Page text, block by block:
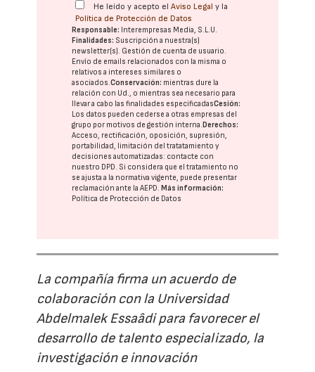
He leído y acepto elAviso Legal y la
Política de Protección de Datos
Responsable: Interempresas Media, S.L.U.
Finalidades: Suscripción a nuestra(s)
newsletter(s). Gestión de cuenta de usuario.
Envío de emails relacionados con la misma o
relativos a intereses similares o
asociados.Conservación: mientras dure la
relación con Ud., o mientras sea necesario para
llevar a cabo las finalidades especificadasCesión:
Los datos pueden cederse a otras empresas del
grupo por motivos de gestión interna.Derechos:
Acceso, rectificación, oposición, supresión,
portabilidad, limitación del tratatamiento y
decisiones automatizadas: contacte con
nuestro DPD. Si considera que el tratamiento no
se ajusta a la normativa vigente, puede presentar
reclamación ante laAEPD.Más información:
Política de Protección de Datos
La compañía firma un acuerdo de
colaboración con la Universidad
Abdelmalek Essaâdi para favorecer el
desarrollo de talento especializado, la
investigación e innovación